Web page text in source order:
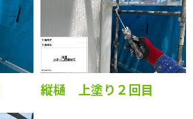
縦樋 上塗り２回目